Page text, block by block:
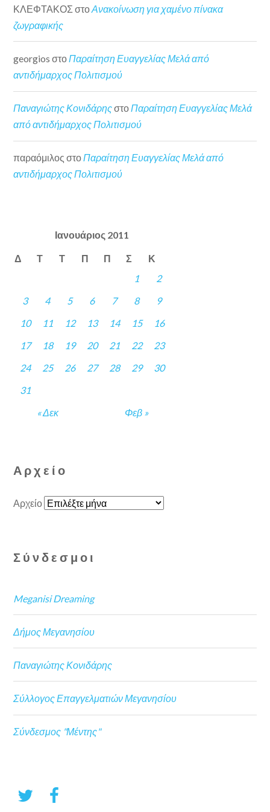
ΚΛΕΦΤΑΚΟΣ στοΑνακοίνωση για χαμένο πίνακα
ζωγραφικής
georgios στοΠαραίτηση Ευαγγελίας Μελά από
αντιδήμαρχος Πολιτισμού
Παναγιώτης ΚονιδάρηςστοΠαραίτηση Ευαγγελίας Μελά
από αντιδήμαρχος Πολιτισμού
παραόμιλος στοΠαραίτηση Ευαγγελίας Μελά από
αντιδήμαρχος Πολιτισμού
Ιανουάριος 2011
Δ Τ Τ Π Π Σ Κ
« Δεκ Φεβ »
1
2
3
4 5 6 7 8
9
10
11 12 13 14 15
16
17
18 19 20 21 22
23
24
25 26 27 28 29
30
31
Αρχείο
Αρχείο
Σύνδεσμοι
Meganisi Dreaming
Δήμος Μεγανησίου
Παναγιώτης Κονιδάρης
Σύλλογος Επαγγελματιών Μεγανησίου
Σύνδεσμος "Μέντης"